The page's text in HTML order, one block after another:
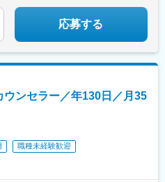
例／年収750万円／33歳 経験8年年
収480万円／25歳 経験1年
応募する
ウンセラー／年130日／月35
職種未経験歓迎